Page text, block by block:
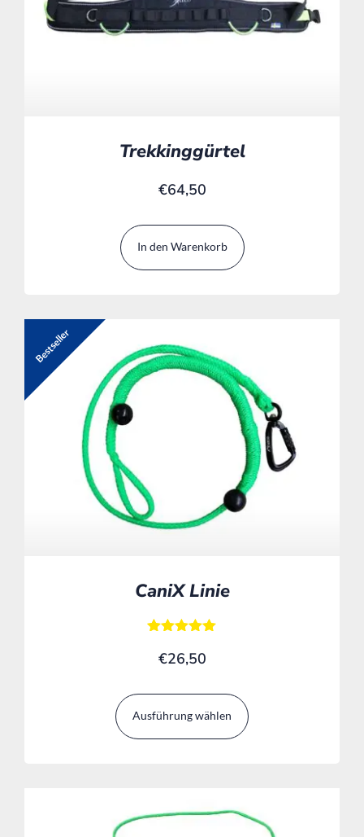
Trekkinggürtel
€64,50
In den Warenkorb
CaniX Linie
5.00
€26,50
Ausführung wählen
Bestseller